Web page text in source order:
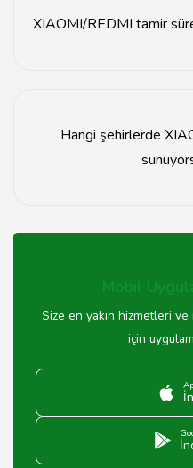
XIAOMI/REDMI tamir
Hangi şehirlerde
sunmaktadır. Özellikle
Mobil
Size en yakın hizmetleri
için